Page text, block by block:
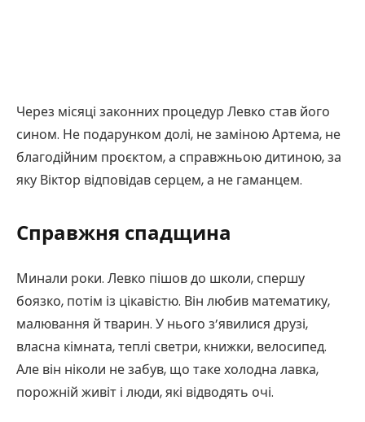
Через місяці законних процедур Левко став його
сином. Не подарунком долі, не заміною Артема, не
благодійним проєктом, а справжньою дитиною, за
яку Віктор відповідав серцем, а не гаманцем.
Справжня спадщина
Минали роки. Левко пішов до школи, спершу
боязко, потім із цікавістю. Він любив математику,
малювання й тварин. У нього з’явилися друзі,
власна кімната, теплі светри, книжки, велосипед.
Але він ніколи не забув, що таке холодна лавка,
порожній живіт і люди, які відводять очі.